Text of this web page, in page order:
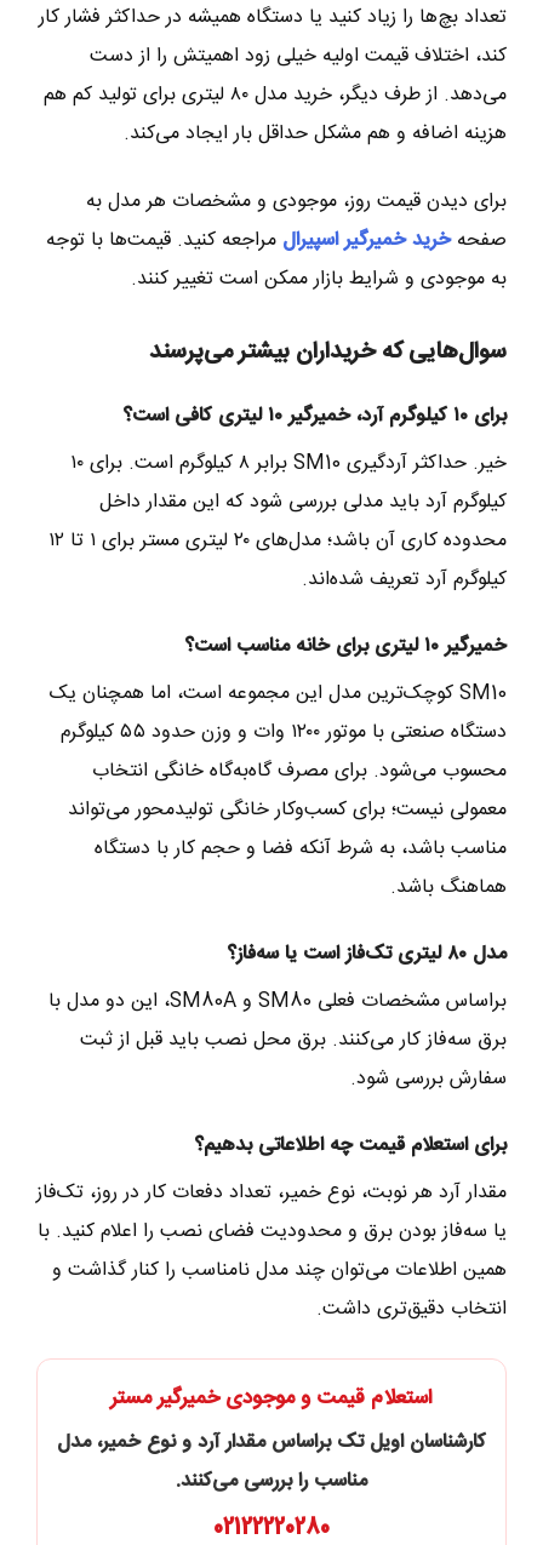
تعداد بچ‌ها را زیاد کنید یا دستگاه همیشه در حداکثر فشار کار
کند، اختلاف قیمت اولیه خیلی زود اهمیتش را از دست
می‌دهد. از طرف دیگر، خرید مدل ۸۰ لیتری برای تولید کم هم
هزینه اضافه و هم مشکل حداقل بار ایجاد می‌کند.
برای دیدن قیمت روز، موجودی و مشخصات هر مدل به
صفحهخرید خمیرگیر اسپیرال مراجعه کنید. قیمت‌ها با توجه
به موجودی و شرایط بازار ممکن است تغییر کنند.
سوال‌هایی که خریداران بیشتر می‌پرسند
برای ۱۰ کیلوگرم آرد، خمیرگیر ۱۰ لیتری کافی است؟
خیر. حداکثر آردگیری SM10 برابر ۸ کیلوگرم است. برای ۱۰
کیلوگرم آرد باید مدلی بررسی شود که این مقدار داخل
محدوده کاری آن باشد؛ مدل‌های ۲۰ لیتری مستر برای ۱ تا ۱۲
کیلوگرم آرد تعریف شده‌اند.
خمیرگیر ۱۰ لیتری برای خانه مناسب است؟
SM10 کوچک‌ترین مدل این مجموعه است، اما همچنان یک
دستگاه صنعتی با موتور ۱۲۰۰ وات و وزن حدود ۵۵ کیلوگرم
محسوب می‌شود. برای مصرف گاه‌به‌گاه خانگی انتخاب
معمولی نیست؛ برای کسب‌وکار خانگی تولیدمحور می‌تواند
مناسب باشد، به شرط آنکه فضا و حجم کار با دستگاه
هماهنگ باشد.
مدل ۸۰ لیتری تک‌فاز است یا سه‌فاز؟
براساس مشخصات فعلی SM80 و SM80A، این دو مدل با
برق سه‌فاز کار می‌کنند. برق محل نصب باید قبل از ثبت
سفارش بررسی شود.
برای استعلام قیمت چه اطلاعاتی بدهیم؟
مقدار آرد هر نوبت، نوع خمیر، تعداد دفعات کار در روز، تک‌فاز
یا سه‌فاز بودن برق و محدودیت فضای نصب را اعلام کنید. با
همین اطلاعات می‌توان چند مدل نامناسب را کنار گذاشت و
انتخاب دقیق‌تری داشت.
استعلام قیمت و موجودی خمیرگیر مستر
کارشناسان اویل تک براساس مقدار آرد و نوع خمیر، مدل
مناسب را بررسی می‌کنند.
02122220280